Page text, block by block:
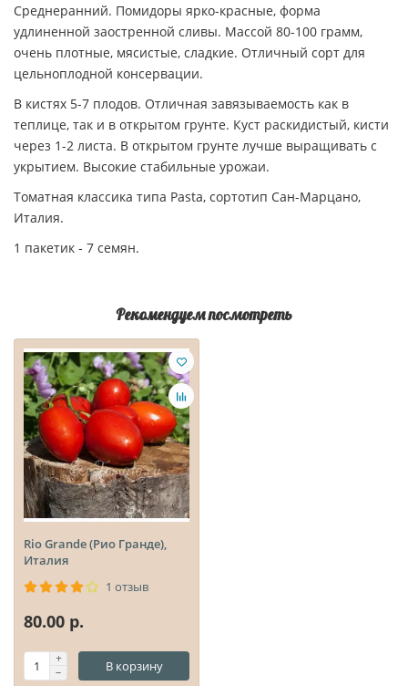
Среднеранний. Помидоры ярко-красные, форма
удлиненной заостренной сливы. Массой 80-100 грамм,
очень плотные, мясистые, сладкие. Отличный сорт для
цельноплодной консервации.
В кистях 5-7 плодов. Отличная завязываемость как в
теплице, так и в открытом грунте. Куст раскидистый, кисти
через 1-2 листа. В открытом грунте лучше выращивать с
укрытием. Высокие стабильные урожаи.
Томатная классика типа Pasta, сортотип Сан-Марцано,
Италия.
1 пакетик - 7 семян.
Рекомендуем посмотреть
Rio Grande (Рио Гранде),
Италия
1 отзыв
80.00 р.
В корзину